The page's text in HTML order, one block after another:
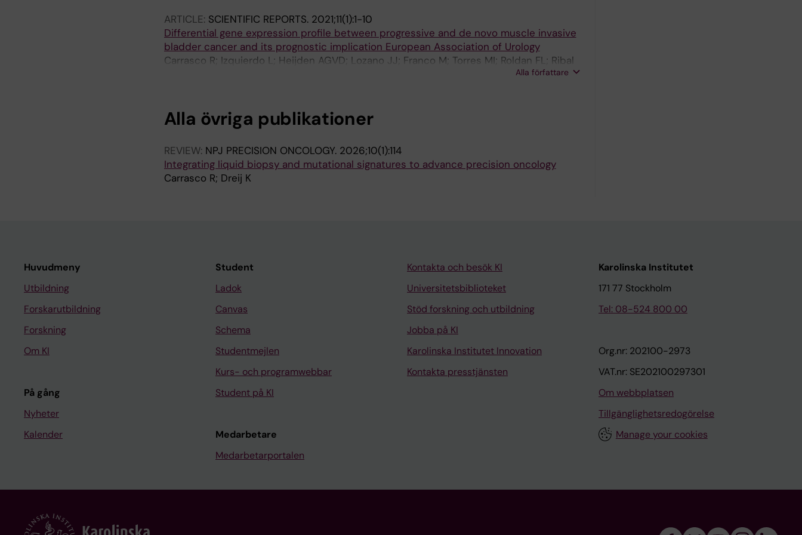
ARTICLE: SCIENTIFIC REPORTS. 2021;11(1):1-10
Differential gene expression profile between progressive and de novo muscle invasive
bladder cancer and its prognostic implication European Association of Urology
Carrasco R; Izquierdo L; Heijden AGVD; Lozano JJ; Franco M; Torres MI; Roldan FL; Ribal
Alla författare
Alla övriga publikationer
REVIEW: NPJ PRECISION ONCOLOGY. 2026;10(1):114
Integrating liquid biopsy and mutational signatures to advance precision oncology
Carrasco R; Dreij K
Huvudmeny
Utbildning
Forskarutbildning
Forskning
Om KI
På gång
Nyheter
Kalender
Student
Ladok
Canvas
Schema
Studentmejlen
Kurs- och programwebbar
Student på KI
Medarbetare
Medarbetarportalen
Kontakta och besök KI
Universitetsbiblioteket
Stöd forskning och utbildning
Jobba på KI
Karolinska Institutet Innovation
Kontakta presstjänsten
Karolinska Institutet
171 77 Stockholm
Tel: 08-524 800 00
Org.nr: 202100-2973
VAT.nr: SE202100297301
Om webbplatsen
Tillgänglighetsredogörelse
Manage your cookies